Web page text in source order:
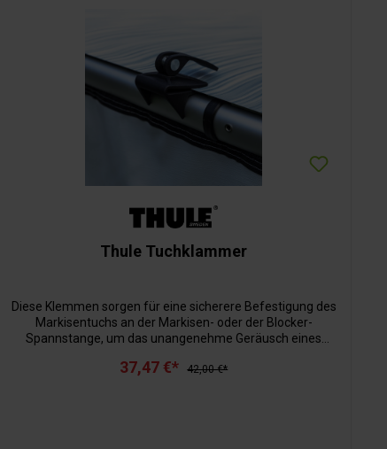
Thule Tuchklammer
Diese Klemmen sorgen für eine sicherere Befestigung des
Markisentuchs an der Markisen- oder der Blocker-
Spannstange, um das unangenehme Geräusch eines
Klemmen passen universell auf alle Thule Spannstangen
37,47 €* 42,00 €*